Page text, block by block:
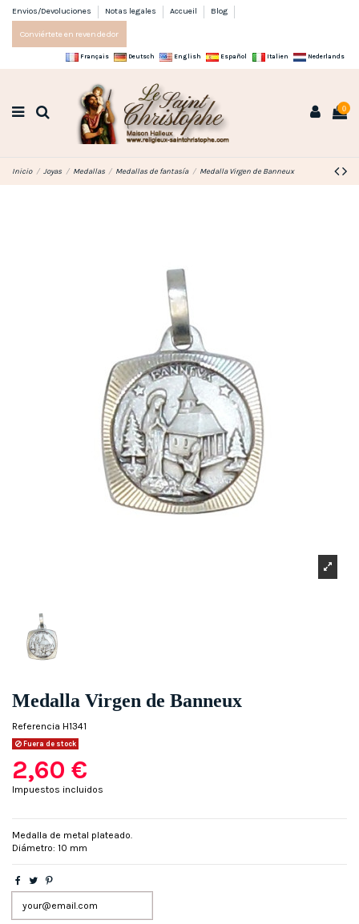
Envios/Devoluciones Notas legales Accueil Blog
Conviértete en revendedor
Français Deutsch English Español Italien Nederlands
0
Inicio Joyas Medallas Medallas de fantasía Medalla Virgen de Banneux
Medalla Virgen de Banneux
Referencia H1341
Fuera de stock
2,60 €
Impuestos incluidos
Medalla de metal plateado.
Diámetro: 10 mm